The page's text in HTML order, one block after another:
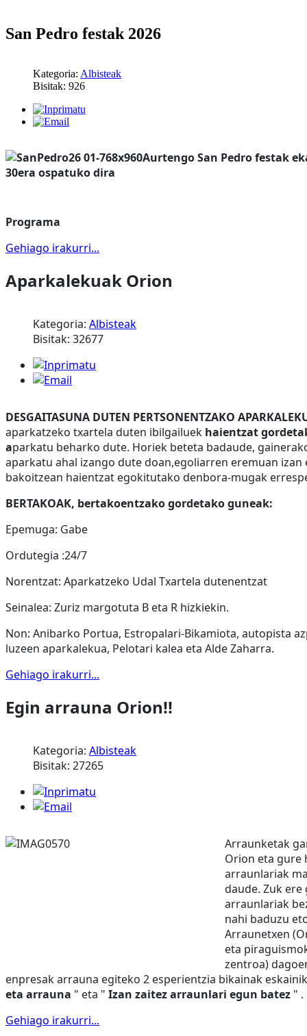
San Pedro festak 2026
Kategoria: Albisteak
Bisitak: 926
Aurtengo San Pedro festak
30era ospatuko dira
Programa
Gehiago irakurri...
Aparkalekuak Orion
Kategoria: Albisteak
Bisitak: 32677
DESGAITASUNA DUTEN PERTSONENTZAKO
aparkatzeko txartela duten ibilgailuek haientzat
aparkatu beharko dute. Horiek beteta badaude,
aparkatu ahal izango dute doan,egoliarren eremuan izan
bakoitzean haientzat egokitutako denbora-mugak
BERTAKOAK, bertakoentzako gordetako guneak:
Epemuga: Gabe
Ordutegia :24/7
Norentzat: Aparkatzeko Udal Txartela dutenentzat
Seinalea: Zuriz margotuta B eta R hizkiekin.
Non: Anibarko Portua, Estropalari-Bikamiota, autopista
luzeen aparkalekua, Pelotari kalea eta Alde Zaharra.
Gehiago irakurri...
Egin arrauna Orion!!
Kategoria: Albisteak
Bisitak: 27265
Arraunketak
Orion eta gure
arraunlariak
daude. Zuk ere
arraunlariak
nahi baduzu
Arraunetxen
eta
zentroa)
enpresak arrauna egiteko 2 esperientzia bikainak
eta arrauna " eta " Izan zaitez arraunlari egun batez " .
Gehiago irakurri...